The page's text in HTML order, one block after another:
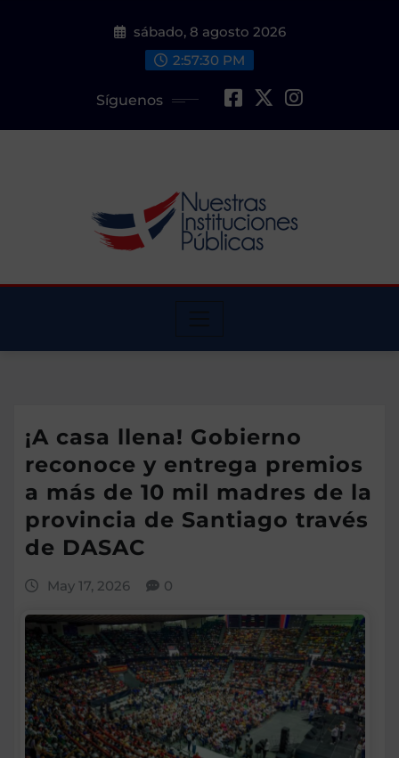
sábado, 8 agosto 2026
2:57:31 PM
Síguenos
¡A casa llena! Gobierno
reconoce y entrega premios
a más de 10 mil madres de la
provincia de Santiago través
de DASAC
May 17, 2026 0